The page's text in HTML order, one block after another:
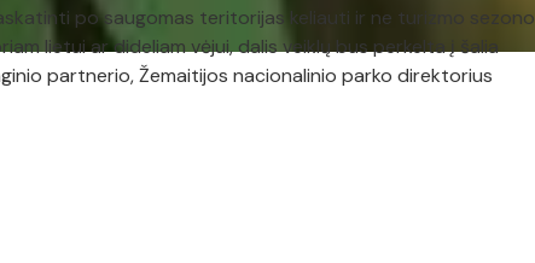
po saugomas teritorijas keliauti ir ne turizmo sezono
lietui ar dideliam vėjui, dalis veiklų bus perkelta į šalia
partnerio, Žemaitijos nacionalinio parko direktorius